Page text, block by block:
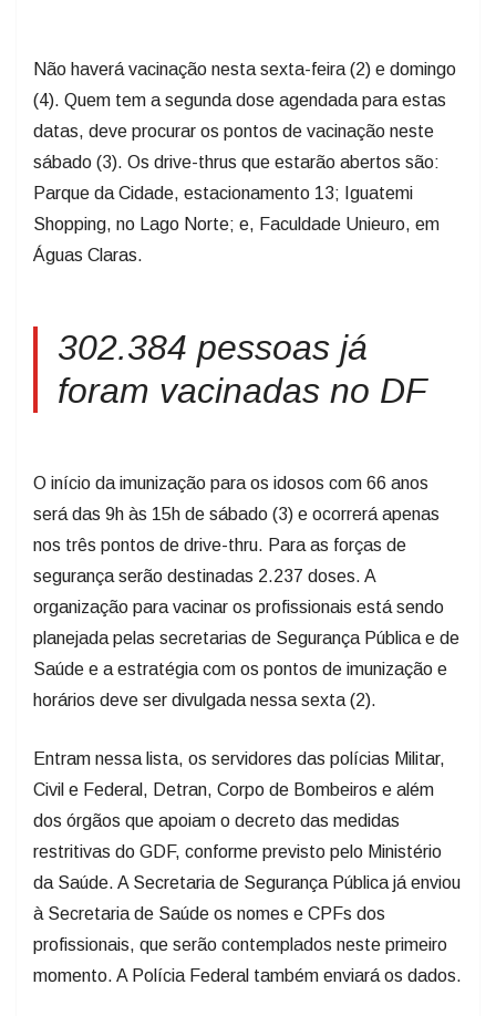
Não haverá vacinação nesta sexta-feira (2) e domingo
(4). Quem tem a segunda dose agendada para estas
datas, deve procurar os pontos de vacinação neste
sábado (3). Os drive-thrus que estarão abertos são:
Parque da Cidade, estacionamento 13; Iguatemi
Shopping, no Lago Norte; e, Faculdade Unieuro, em
Águas Claras.
302.384 pessoas já
foram vacinadas no DF
O início da imunização para os idosos com 66 anos
será das 9h às 15h de sábado (3) e ocorrerá apenas
nos três pontos de drive-thru. Para as forças de
segurança serão destinadas 2.237 doses. A
organização para vacinar os profissionais está sendo
planejada pelas secretarias de Segurança Pública e de
Saúde e a estratégia com os pontos de imunização e
horários deve ser divulgada nessa sexta (2).
Entram nessa lista, os servidores das polícias Militar,
Civil e Federal, Detran, Corpo de Bombeiros e além
dos órgãos que apoiam o decreto das medidas
restritivas do GDF, conforme previsto pelo Ministério
da Saúde. A Secretaria de Segurança Pública já enviou
à Secretaria de Saúde os nomes e CPFs dos
profissionais, que serão contemplados neste primeiro
momento. A Polícia Federal também enviará os dados.